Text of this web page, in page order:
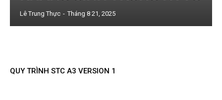
Lê Trung Thực - Tháng 8 21, 2025
QUY TRÌNH STC A3 VERSION 1